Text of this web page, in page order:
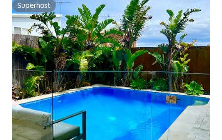
Superhost
Superhost